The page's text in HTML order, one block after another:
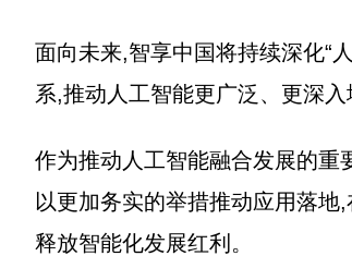
面向未来,智享中国将持续深化“
系,推动人工智能更广泛、更深入
作为推动人工智能融合发展的重
以更加务实的举措推动应用落
释放智能化发展红利。